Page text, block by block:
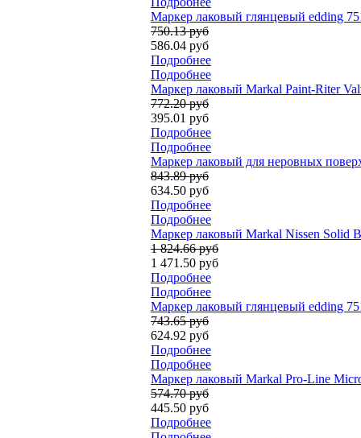
Маркер лаковый глянцевый edding
750.13 руб
586.04 руб
Подробнее
Подробнее
Маркер лаковый Markal Paint-Riter
772.20 руб
395.01 руб
Подробнее
Подробнее
Маркер лаковый для неровных
843.89 руб
634.50 руб
Подробнее
Подробнее
Маркер лаковый Markal Nissen Solid
1 824.66 руб
1 471.50 руб
Подробнее
Подробнее
Маркер лаковый глянцевый edding
743.65 руб
624.92 руб
Подробнее
Подробнее
Маркер лаковый Markal Pro-Line
574.70 руб
445.50 руб
Подробнее